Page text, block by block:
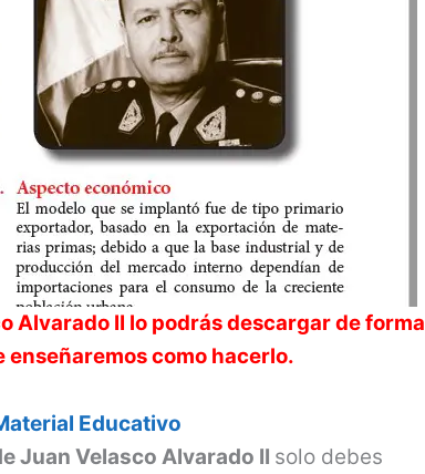
Alvarado II lo podrás descargar de forma
como hacerlo.
Educativo
Juan Velasco Alvarado II solo debes